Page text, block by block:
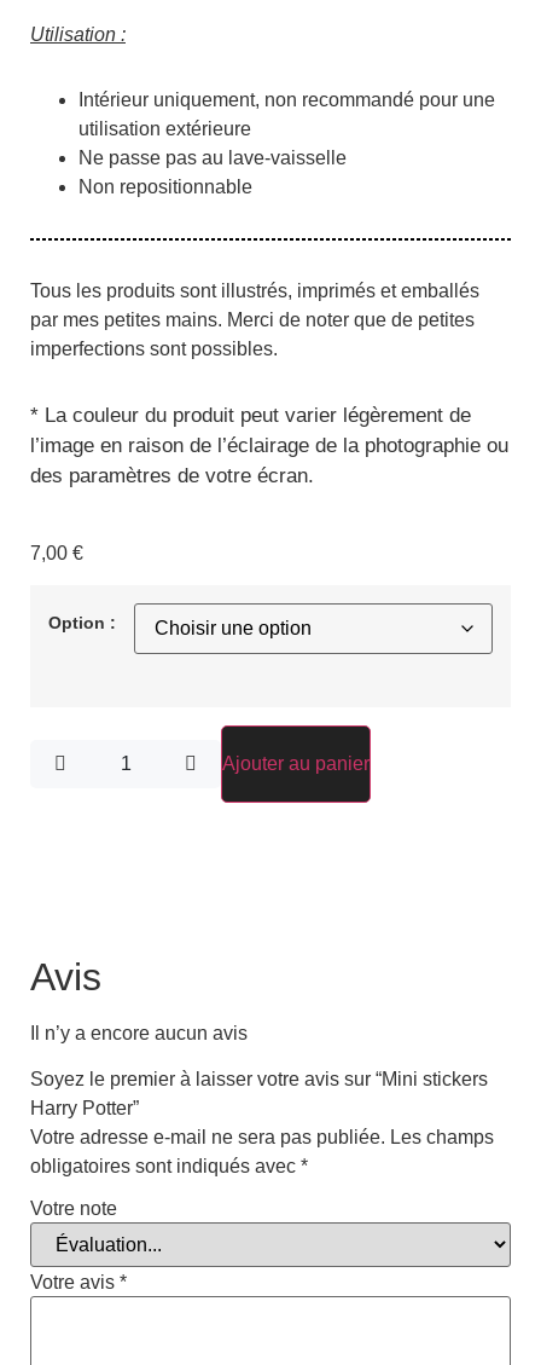
Utilisation :
Intérieur uniquement, non recommandé pour une
utilisation extérieure
Ne passe pas au lave-vaisselle
Non repositionnable
Tous les produits sont illustrés, imprimés et emballés
par mes petites mains. Merci de noter que de petites
imperfections sont possibles.
* La couleur du produit peut varier légèrement de
l’image en raison de l’éclairage de la photographie ou
des paramètres de votre écran.
7,00 €
Option :
Ajouter au panier
Avis
Il n’y a encore aucun avis
Soyez le premier à laisser votre avis sur “Mini stickers
Harry Potter”
Votre adresse e-mail ne sera pas publiée. Les champs
obligatoires sont indiqués avec *
Votre note
Votre avis *